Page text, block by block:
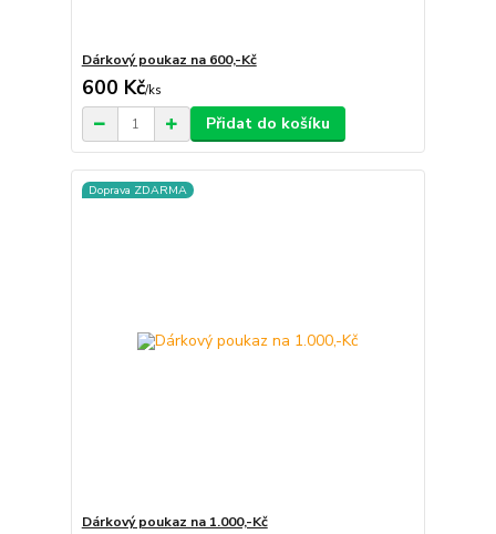
Dárkový poukaz na 600,-Kč
600 Kč/ks
Přidat do košíku
Doprava ZDARMA
Dárkový poukaz na 1.000,-Kč